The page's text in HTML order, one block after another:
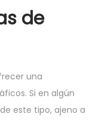
de
una
Si en algún
este tipo, ajeno a